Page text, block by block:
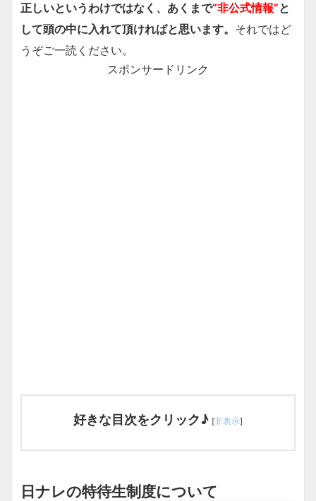
正しいというわけではなく、あくまで“非公式情報”と
して頭の中に入れて頂ければと思います。 それではど
うぞご一読ください。
スポンサードリンク
好きな目次をクリック♪ [非表示]
日ナレの特待生制度について